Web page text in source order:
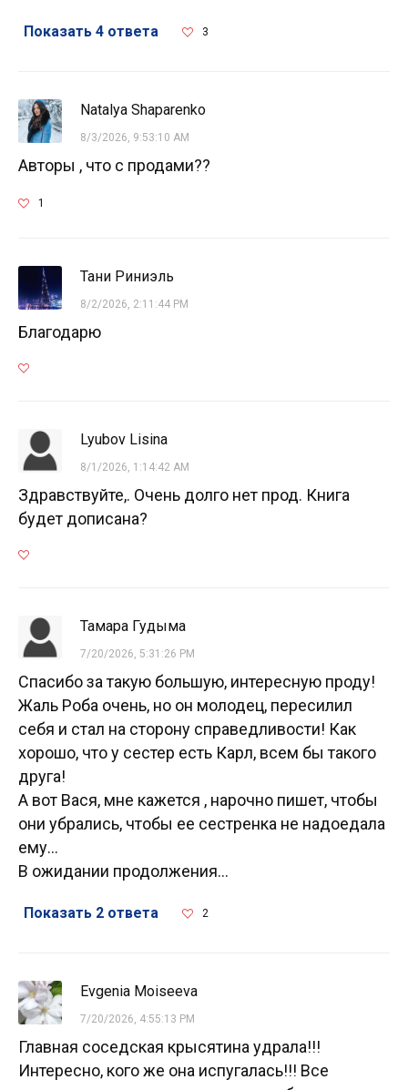
Показать 4 ответа 3
Natalya Shaparenko
8/3/2026, 9:53:10 AM
Авторы , что с продами??
1
Тани Риниэль
8/2/2026, 2:11:44 PM
Благодарю
Lyubov Lisina
8/1/2026, 1:14:42 AM
Здравствуйте,. Очень долго нет прод. Книга
будет дописана?
Тамара Гудыма
7/20/2026, 5:31:26 PM
Спасибо за такую большую, интересную проду!
Жаль Роба очень, но он молодец, пересилил
себя и стал на сторону справедливости! Как
хорошо, что у сестер есть Карл, всем бы такого
друга!
А вот Вася, мне кажется , нарочно пишет, чтобы
они убрались, чтобы ее сестренка не надоедала
ему...
В ожидании продолжения...
Показать 2 ответа 2
Evgenia Moiseeva
7/20/2026, 4:55:13 PM
Главная соседская крысятина удрала!!!
Интересно, кого же она испугалась!!! Все